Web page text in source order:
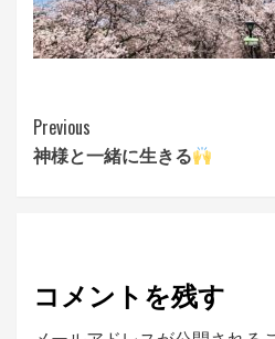
Continue
Reading
Previous
神様と一緒に生きる
コメントを残す